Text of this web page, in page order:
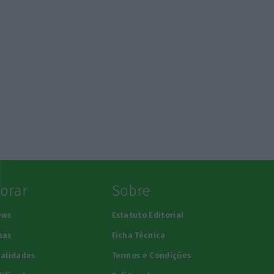
Sobre
Estatuto Editorial
Ficha Técnica
Termos e Condições